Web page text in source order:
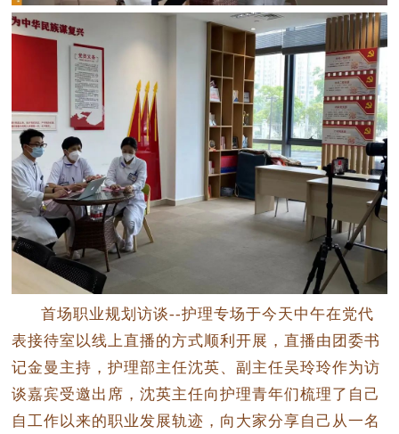
首场职业规划访谈--护理专场于今天中午在党代
表接待室以线上直播的方式顺利开展，直播由团委书
记金曼主持，护理部主任沈英、副主任吴玲玲作为访
谈嘉宾受邀出席，沈英主任向护理青年们梳理了自己
自工作以来的职业发展轨迹，向大家分享自己从一名